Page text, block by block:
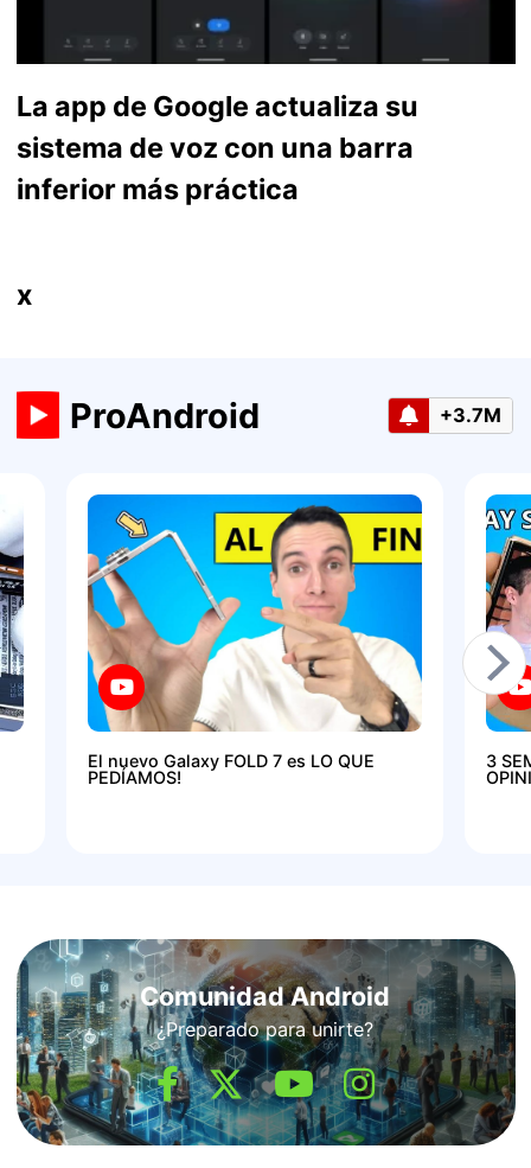
La app de Google actualiza su
sistema de voz con una barra
inferior más práctica
x
ProAndroid +3.7M
El nuevo Galaxy FOLD 7 es LO QUE
PEDÍAMOS!
3
Comunidad Android
¿Preparado para unirte?